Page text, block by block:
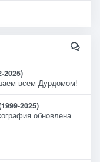
2025)
всем Дурдомом!
2025)
обновлена